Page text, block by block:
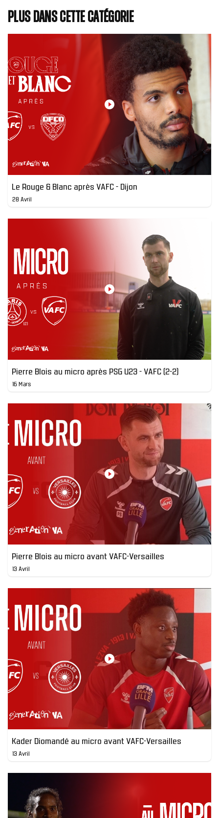
Plus dans cette catégorie
Le Rouge & Blanc après VAFC - Dijon
28 Avril
Pierre Blois au micro après PSG U23 - VAFC (2-2)
16 Mars
Pierre Blois au micro avant VAFC-Versailles
13 Avril
Kader Diomandé au micro avant VAFC-Versailles
13 Avril